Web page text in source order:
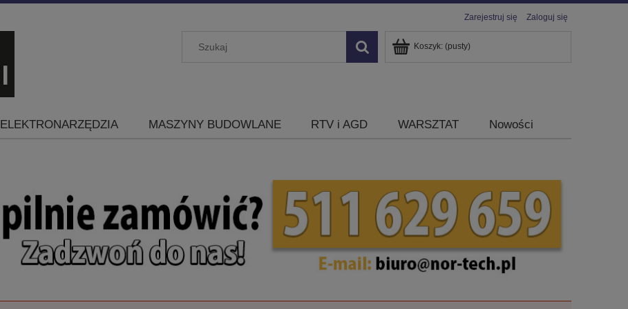
Zarejestruj się Zaloguj się
Koszyk: (pusty)
ELEKTRONARZĘDZIA MASZYNY BUDOWLANE RTV i AGD WARSZTAT Nowości